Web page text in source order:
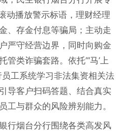
动播放警示标语，理财经理
、存金付息等骗局；主动走
严守经营边界，同时向购金
类诈骗套路。依托“‘马’上
工系统学习非法集资相关法
导客户扫码答题、结合真实
工与群众的风险辨别能力。
行烟台分行围绕各类高发风